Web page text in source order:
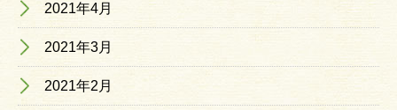
2021年4月
2021年3月
2021年2月